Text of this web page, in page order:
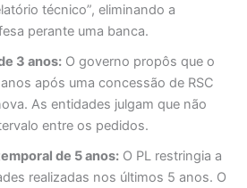
técnico”, eliminando a
perante uma banca.
3 anos: O governo propôs que o
após uma concessão de RSC
As entidades julgam que não
entre os pedidos.
de 5 anos: O PL restringia a
realizadas nos últimos 5 anos. O